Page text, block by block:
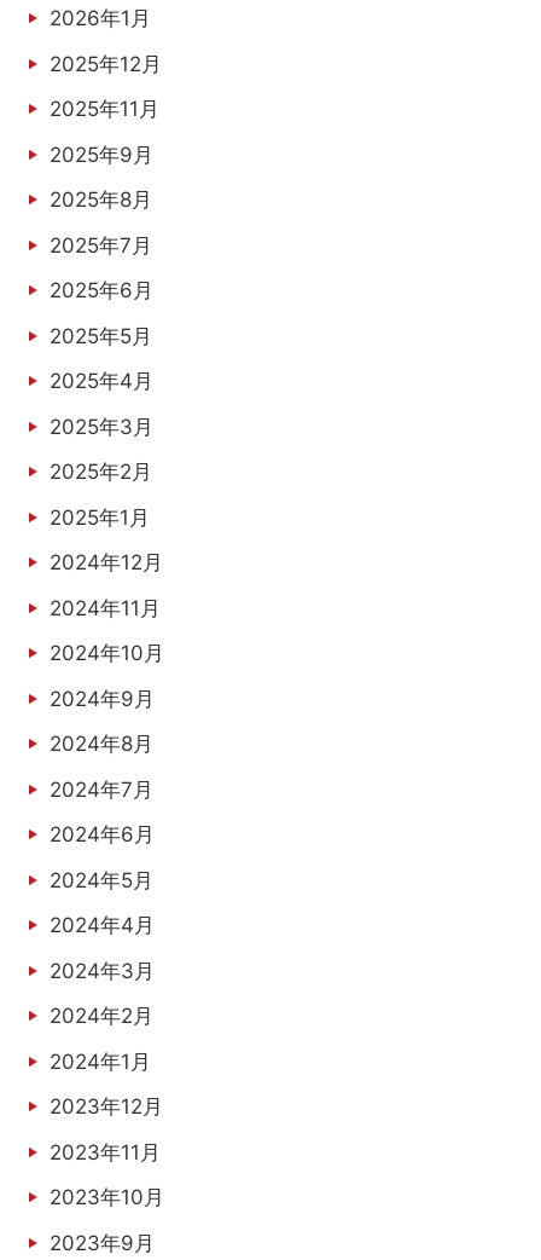
2026年1月
2025年12月
2025年11月
2025年9月
2025年8月
2025年7月
2025年6月
2025年5月
2025年4月
2025年3月
2025年2月
2025年1月
2024年12月
2024年11月
2024年10月
2024年9月
2024年8月
2024年7月
2024年6月
2024年5月
2024年4月
2024年3月
2024年2月
2024年1月
2023年12月
2023年11月
2023年10月
2023年9月